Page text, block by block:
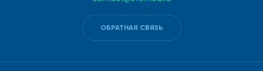
ОБРАТНАЯ СВЯЗЬ